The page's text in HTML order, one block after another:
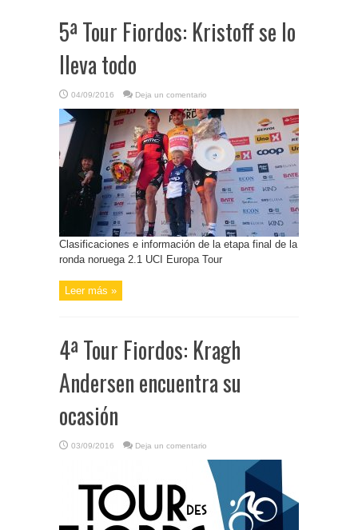
5ª Tour Fiordos: Kristoff se lo
lleva todo
04/09/2016 Deja un comentario
Clasificaciones e información de la etapa final de la
ronda noruega 2.1 UCI Europa Tour
Leer más »
4ª Tour Fiordos: Kragh
Andersen encuentra su
ocasión
03/09/2016 Deja un comentario